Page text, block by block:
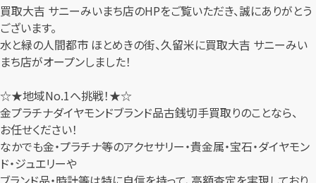
買取大吉 サニーみいまち店のHPをご覧いただき、誠にありがとう
ございます。
水と緑の人間都市 ほとめきの街、久留米に買取大吉 サニーみい
まち店がオープンしました！
☆★地域No.1へ挑戦！★☆
金プラチナダイヤモンドブランド品古銭切手買取りのことなら、
お任せください！
なかでも金・プラチナ等のアクセサリー・貴金属・宝石・ダイヤモン
ド・ジュエリーや